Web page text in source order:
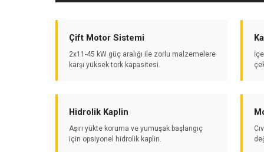
Çift Motor Sistemi
2x11-45 kW güç aralığı ile zorlu malzemelere
karşı yüksek tork kapasitesi.
Hidrolik Kaplin
Aşırı yükte koruma ve yumuşak başlangıç
için opsiyonel hidrolik kaplin.